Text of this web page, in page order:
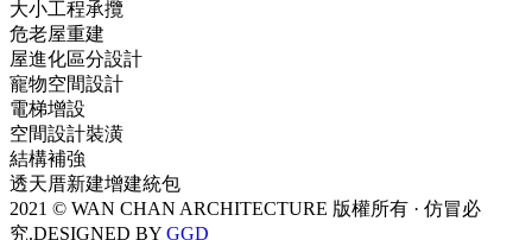
大小工程承攬
危老屋重建
屋進化區分設計
寵物空間設計
電梯增設
空間設計裝潢
結構補強
透天厝新建增建統包
2021 © WAN CHAN ARCHITECTURE 版權所有 · 仿冒必
究.DESIGNED BY GGD